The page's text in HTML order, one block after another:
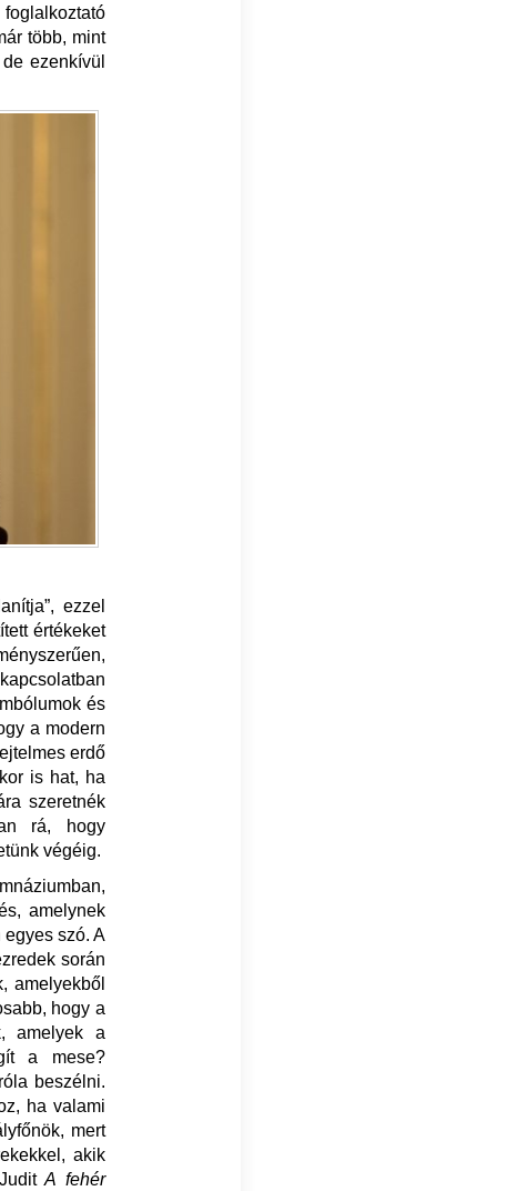
foglalkoztató
több, mint
ezenkívül
ezzel
értékeket
és
a modern
erdő
is hat, ha
szeretnék
rá, hogy
végéig.
amelynek
szó. A
során
amelyekből
hogy a
amelyek a
a mese?
beszélni.
ha valami
mert
akik
A fehér